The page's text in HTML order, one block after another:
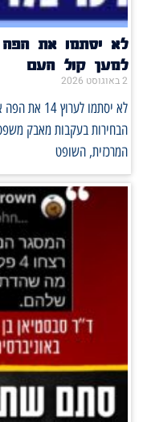
למען קול העם
2 באוגוסט 2026
לא יסתמו
הבחירות בעקבות מאבק
המרכזית, השופט